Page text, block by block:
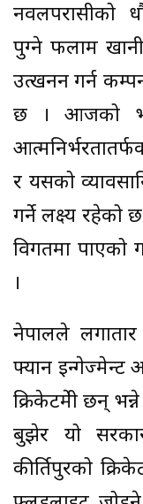
नवलपरासीको
पुग्ने फलाम
उत्खनन गर्न
छ । आजको
र यसको
गर्ने लक्ष्य रहेको
विगतमा पाएको
।
नेपालले
फ्यान इन्गेज्मेन्ट
क्रिकेटप्रेमी छन्
बुझेर यो
कीर्तिपुरको